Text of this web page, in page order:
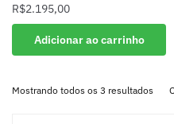
R$2.195,00
Adicionar ao carrinho
Mostrando todos os 3 resultados